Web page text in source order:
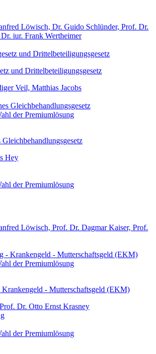
Löwisch, Dr. Guido Schlünder, Prof. Dr.
iur. Frank Wertheimer
und Drittelbeteiligungsgesetz
Veil, Matthias Jacobs
der Premiumlösung
Hey
der Premiumlösung
Löwisch, Prof. Dr. Dagmar Kaiser, Prof.
der Premiumlösung
- Mutterschaftsgeld (EKM)
Dr. Otto Ernst Krasney
der Premiumlösung